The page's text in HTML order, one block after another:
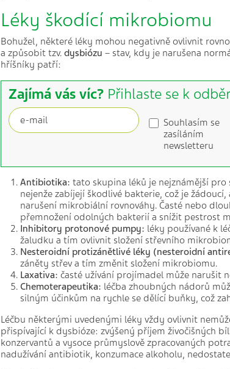
Léky škodící mikrobiomu
Bohužel, některé léky mohou negativně ovlivnit
a způsobit tzv. dysbiózu – stav, kdy je narušena
hříšníky patří:
Zajímá vás víc? Přihlaste se k
Souhlasím se
zasíláním
newsletteru
Antibiotika: tato skupina léků je nejznámější
nejenže zabíjejí škodlivé bakterie, což je
narušení mikrobiální rovnováhy. Časté nebo
přemnožení odolných bakterií a snížit pestrost
Inhibitory protonové pumpy: léky používané k
žaludku a tím ovlivnit složení střevního
Nesteroidní protizánětlivé léky (nesteroidní
záněty střev a tím změnit složení mikrobiomu.
Laxativa: časté užívání projímadel může narušit
Chemoterapeutika: léčba zhoubných nádorů
silným účinkům na rychle se dělící buňky, což
Léčbu některými uvedenými léky vždy ovlivnit
přispívající k dysbióze: zvýšený příjem živočišných
konzervantů a vysoce průmyslově zpracovaných
nadužívání antibiotik, konzumace alkoholu,